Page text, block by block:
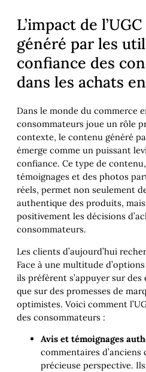
L’impact de
généré par les
confiance des
dans les achats
Dans le monde du commerce
consommateurs joue un rôle
contexte, le contenu généré
émerge comme un puissant
confiance. Ce type de
témoignages et des photos
réels, permet non seulement
authentique des produits,
positivement les décisions
consommateurs.
Les clients d’aujourd’hui
Face à une multitude
ils préfèrent s’appuyer sur
que sur des promesses de
optimistes. Voici comment
des consommateurs :
Avis et témoignages
commentaires
précieuse perspective.